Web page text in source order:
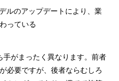
ルのアップデートにより、業
っている
手がまったく異なります。前者
必要ですが、後者ならむしろ